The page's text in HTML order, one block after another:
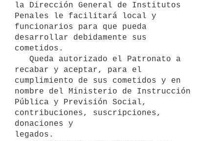
la Dirección General de Institutos
Penales le facilitará local y
funcionarios para que pueda
desarrollar debidamente sus
cometidos.
recabar y aceptar, para el
cumplimiento de sus cometidos y en
nombre del Ministerio de Instrucción
Pública y Previsión Social,
contribuciones, suscripciones,
donaciones y
legados.